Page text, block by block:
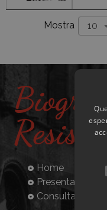
Mostra 10
Home
Presentazione
Consulta la